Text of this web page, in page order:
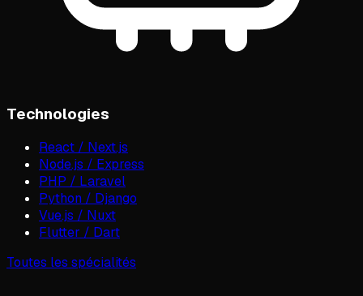
Technologies
React / Next.js
Node.js / Express
PHP / Laravel
Python / Django
Vue.js / Nuxt
Flutter / Dart
Toutes les spécialités